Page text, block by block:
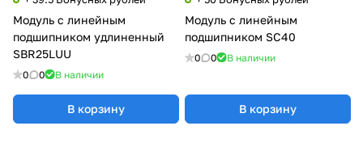
Модуль с линейным
подшипником SC40
0 0 В наличии
В корзину
Модуль с линейным
подшипником удлиненный
SBR25LUU
0 0 В наличии
В корзину